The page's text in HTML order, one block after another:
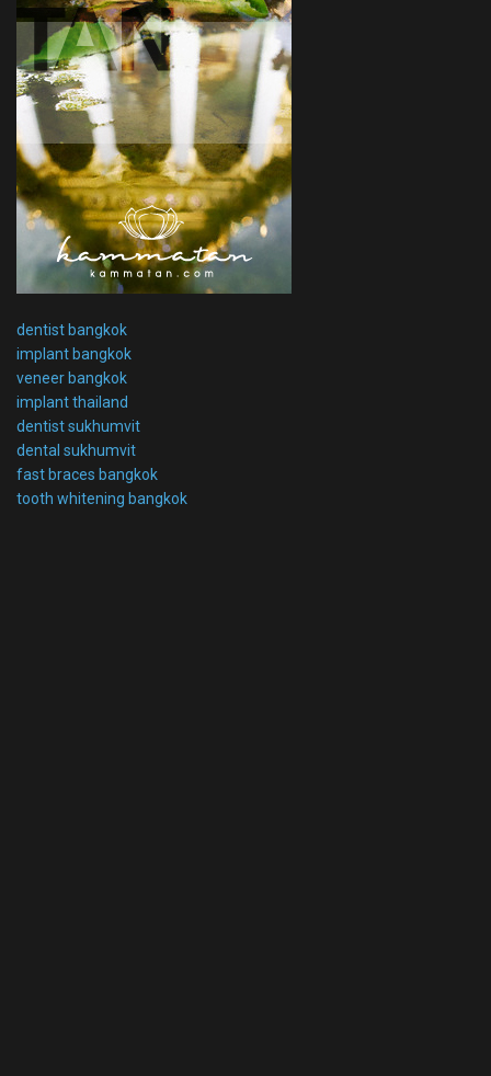
dentist bangkok
implant bangkok
veneer bangkok
implant thailand
dentist sukhumvit
dental sukhumvit
fast braces bangkok
tooth whitening bangkok